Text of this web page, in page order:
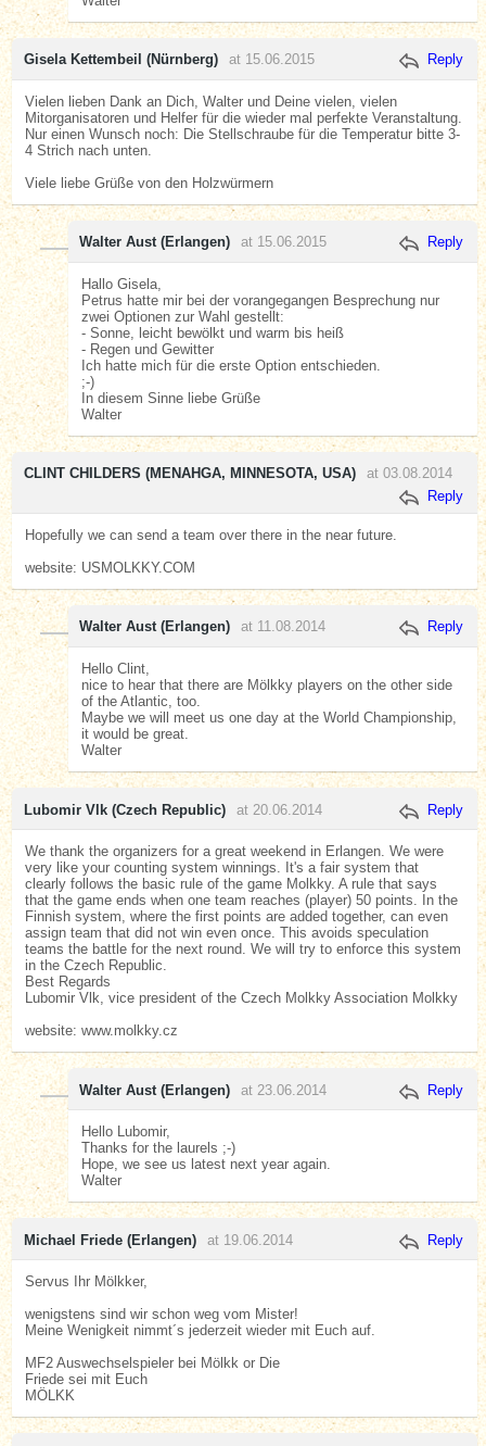
Gisela Kettembeil (Nürnberg) at 15.06.2015 Reply
Vielen lieben Dank an Dich, Walter und Deine vielen, vielen
Mitorganisatoren und Helfer für die wieder mal perfekte Veranstaltung.
Nur einen Wunsch noch: Die Stellschraube für die Temperatur bitte 3-
4 Strich nach unten.
Viele liebe Grüße von den Holzwürmern
Walter Aust (Erlangen) at 15.06.2015 Reply
Hallo Gisela,
Petrus hatte mir bei der vorangegangen Besprechung nur
zwei Optionen zur Wahl gestellt:
- Sonne, leicht bewölkt und warm bis heiß
- Regen und Gewitter
Ich hatte mich für die erste Option entschieden.
;-)
In diesem Sinne liebe Grüße
Walter
CLINT CHILDERS (MENAHGA, MINNESOTA, USA)
at 03.08.2014
Reply
Hopefully we can send a team over there in the near future.
website: USMOLKKY.COM
Walter Aust (Erlangen) at 11.08.2014 Reply
Hello Clint,
nice to hear that there are Mölkky players on the other side
of the Atlantic, too.
Maybe we will meet us one day at the World Championship,
it would be great.
Walter
Lubomir Vlk (Czech Republic) at 20.06.2014 Reply
We thank the organizers for a great weekend in Erlangen. We were
very like your counting system winnings. It's a fair system that
clearly follows the basic rule of the game Molkky. A rule that says
that the game ends when one team reaches (player) 50 points. In the
Finnish system, where the first points are added together, can even
assign team that did not win even once. This avoids speculation
teams the battle for the next round. We will try to enforce this system
in the Czech Republic.
Best Regards
Lubomir Vlk, vice president of the Czech Molkky Association Molkky
website: www.molkky.cz
Walter Aust (Erlangen) at 23.06.2014 Reply
Hello Lubomir,
Thanks for the laurels ;-)
Hope, we see us latest next year again.
Walter
Michael Friede (Erlangen) at 19.06.2014 Reply
Servus Ihr Mölkker,
wenigstens sind wir schon weg vom Mister!
Meine Wenigkeit nimmt´s jederzeit wieder mit Euch auf.
MF2 Auswechselspieler bei Mölkk or Die
Friede sei mit Euch
MÖLKK